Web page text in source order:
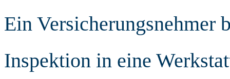
Ein Versicherungsnehmer
Inspektion in eine